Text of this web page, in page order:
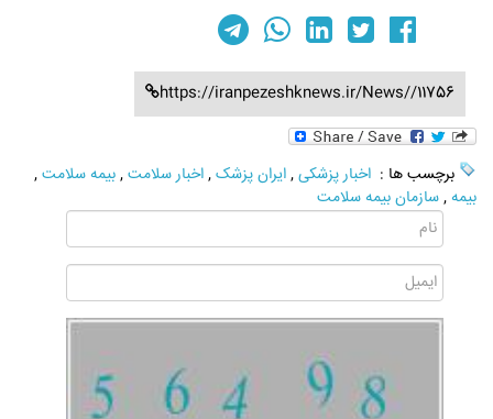
https://iranpezeshknews.ir/News//11756
برچسب ها : اخبار پزشکی,ایران پزشک,اخبار سلامت,بیمه سلامت,
بیمه,سازمان بیمه سلامت